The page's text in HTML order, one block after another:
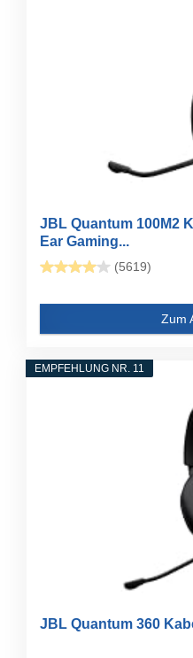
JBL Quantum 100M2
Ear Gaming...
(5619)
Zum
EMPFEHLUNG NR. 11
JBL Quantum 360